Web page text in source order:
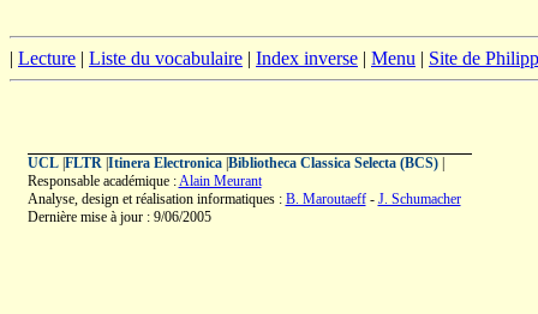
| Lecture | Liste du vocabulaire | Index inverse | Menu | Site de
UCL| FLTR| Itinera Electronica| Bibliotheca Classica Selecta (BCS)|
Responsable académique :Alain Meurant
Analyse, design et réalisation informatiques : B. Maroutaeff- J. Schumacher
Dernière mise à jour : 9/06/2005